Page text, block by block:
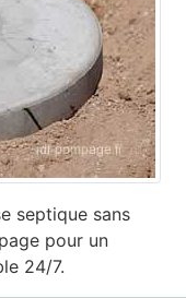
septique sans
pour un
24/7.